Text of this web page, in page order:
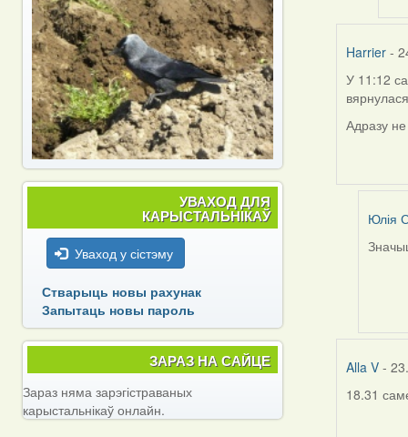
by
Harrier -
У 11:12
Адразу
Юлія
In
Harrier
Alla V -
18.31
УВАХОД ДЛЯ
КАРЫСТАЛЬНІКАЎ
Уваход у сістэму
Стварыць новы рахунак
Запытаць новы пароль
ЗАРАЗ НА САЙЦЕ
Зараз няма зарэгістраваных
карыстальнікаў онлайн.